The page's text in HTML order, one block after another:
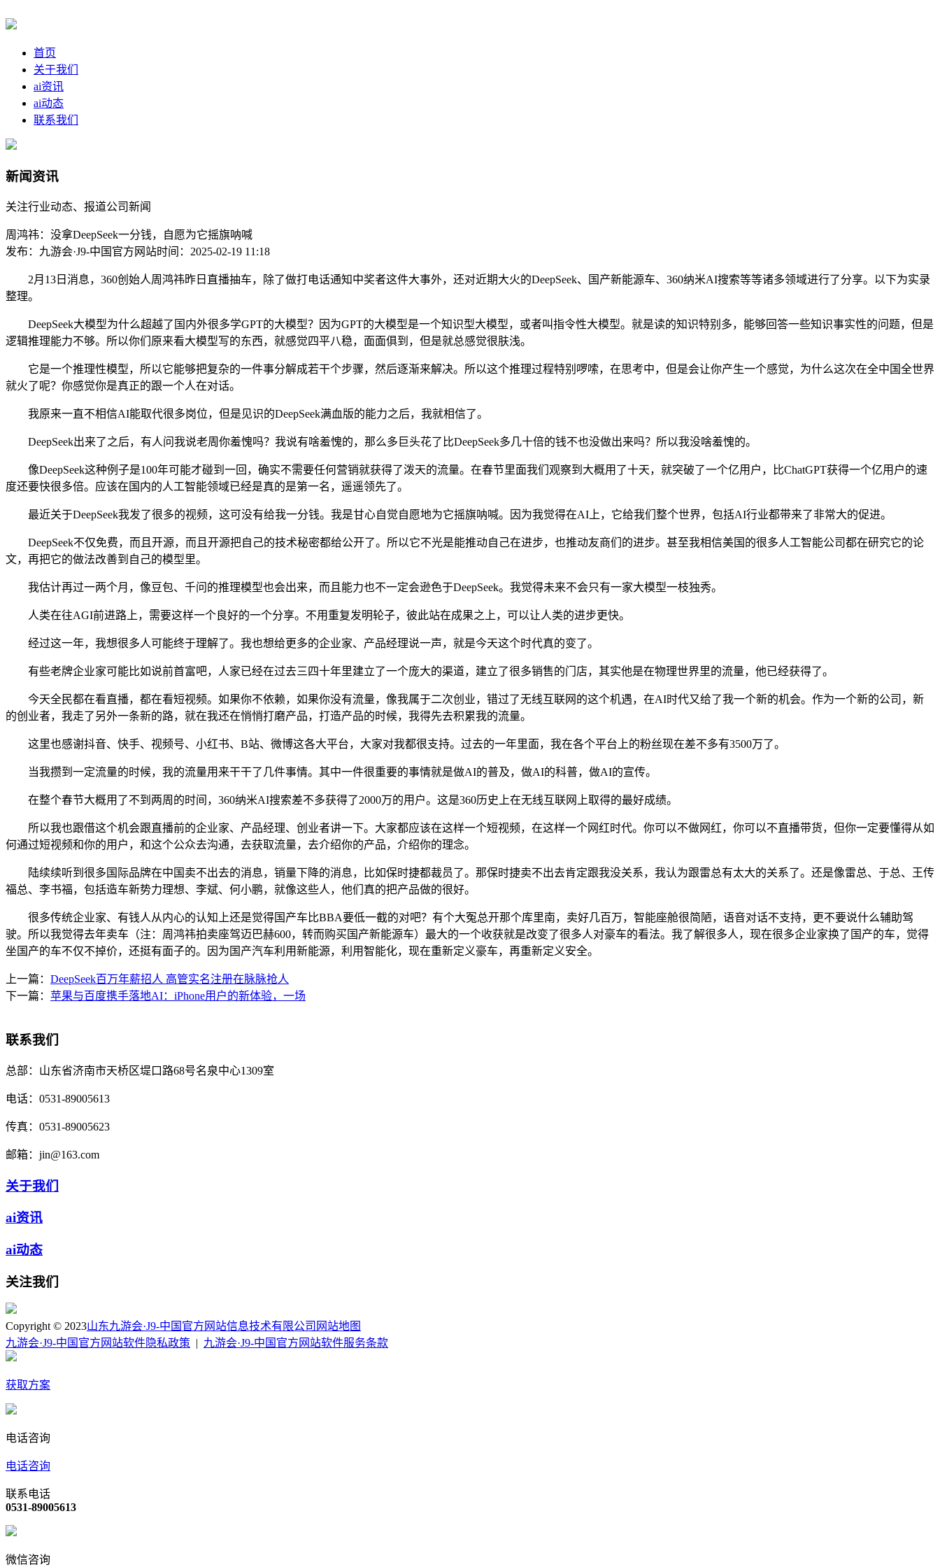
首页
关于我们
ai资讯
ai动态
联系我们
新闻资讯
关注行业动态、报道公司新闻
周鸿祎：没拿DeepSeek一分钱，自愿为它摇旗呐喊
发布：九游会·J9-中国官方网站时间：2025-02-19 11:18
2月13日消息，360创始人周鸿祎昨日直播抽车，除了做打电话通知中奖者这件大事外，还对近期大火的DeepSeek、国产新能源车、360纳米AI搜索等等诸多领域进行了分享。以下为实录
整理。
DeepSeek大模型为什么超越了国内外很多学GPT的大模型？因为GPT的大模型是一个知识型大模型，或者叫指令性大模型。就是读的知识特别多，能够回答一些知识事实性的问题，但是
逻辑推理能力不够。所以你们原来看大模型写的东西，就感觉四平八稳，面面俱到，但是就总感觉很肤浅。
它是一个推理性模型，所以它能够把复杂的一件事分解成若干个步骤，然后逐渐来解决。所以这个推理过程特别啰嗦，在思考中，但是会让你产生一个感觉，为什么这次在全中国全世界
就火了呢？你感觉你是真正的跟一个人在对话。
我原来一直不相信AI能取代很多岗位，但是见识的DeepSeek满血版的能力之后，我就相信了。
DeepSeek出来了之后，有人问我说老周你羞愧吗？我说有啥羞愧的，那么多巨头花了比DeepSeek多几十倍的钱不也没做出来吗？所以我没啥羞愧的。
像DeepSeek这种例子是100年可能才碰到一回，确实不需要任何营销就获得了泼天的流量。在春节里面我们观察到大概用了十天，就突破了一个亿用户，比ChatGPT获得一个亿用户的速
度还要快很多倍。应该在国内的人工智能领域已经是真的是第一名，遥遥领先了。
最近关于DeepSeek我发了很多的视频，这可没有给我一分钱。我是甘心自觉自愿地为它摇旗呐喊。因为我觉得在AI上，它给我们整个世界，包括AI行业都带来了非常大的促进。
DeepSeek不仅免费，而且开源，而且开源把自己的技术秘密都给公开了。所以它不光是能推动自己在进步，也推动友商们的进步。甚至我相信美国的很多人工智能公司都在研究它的论
文，再把它的做法改善到自己的模型里。
我估计再过一两个月，像豆包、千问的推理模型也会出来，而且能力也不一定会逊色于DeepSeek。我觉得未来不会只有一家大模型一枝独秀。
人类在往AGI前进路上，需要这样一个良好的一个分享。不用重复发明轮子，彼此站在成果之上，可以让人类的进步更快。
经过这一年，我想很多人可能终于理解了。我也想给更多的企业家、产品经理说一声，就是今天这个时代真的变了。
有些老牌企业家可能比如说前首富吧，人家已经在过去三四十年里建立了一个庞大的渠道，建立了很多销售的门店，其实他是在物理世界里的流量，他已经获得了。
今天全民都在看直播，都在看短视频。如果你不依赖，如果你没有流量，像我属于二次创业，错过了无线互联网的这个机遇，在AI时代又给了我一个新的机会。作为一个新的公司，新
的创业者，我走了另外一条新的路，就在我还在悄悄打磨产品，打造产品的时候，我得先去积累我的流量。
这里也感谢抖音、快手、视频号、小红书、B站、微博这各大平台，大家对我都很支持。过去的一年里面，我在各个平台上的粉丝现在差不多有3500万了。
当我攒到一定流量的时候，我的流量用来干干了几件事情。其中一件很重要的事情就是做AI的普及，做AI的科普，做AI的宣传。
在整个春节大概用了不到两周的时间，360纳米AI搜索差不多获得了2000万的用户。这是360历史上在无线互联网上取得的最好成绩。
所以我也跟借这个机会跟直播前的企业家、产品经理、创业者讲一下。大家都应该在这样一个短视频，在这样一个网红时代。你可以不做网红，你可以不直播带货，但你一定要懂得从如
何通过短视频和你的用户，和这个公众去沟通，去获取流量，去介绍你的产品，介绍你的理念。
陆续续听到很多国际品牌在中国卖不出去的消息，销量下降的消息，比如保时捷都裁员了。那保时捷卖不出去肯定跟我没关系，我认为跟雷总有太大的关系了。还是像雷总、于总、王传
福总、李书福，包括造车新势力理想、李斌、何小鹏，就像这些人，他们真的把产品做的很好。
很多传统企业家、有钱人从内心的认知上还是觉得国产车比BBA要低一截的对吧？有个大冤总开那个库里南，卖好几百万，智能座舱很简陋，语音对话不支持，更不要说什么辅助驾
驶。所以我觉得去年卖车（注：周鸿祎拍卖座驾迈巴赫600，转而购买国产新能源车）最大的一个收获就是改变了很多人对豪车的看法。我了解很多人，现在很多企业家换了国产的车，觉得
坐国产的车不仅不掉价，还挺有面子的。因为国产汽车利用新能源，利用智能化，现在重新定义豪车，再重新定义安全。
上一篇： DeepSeek百万年薪招人 高管实名注册在脉脉抢人
下一篇： 苹果与百度携手落地AI：iPhone用户的新体验，一场
联系我们
总部： 山东省济南市天桥区堤口路68号名泉中心1309室
电话： 0531-89005613
传真： 0531-89005623
邮箱： jin@163.com
关于我们
ai资讯
ai动态
关注我们
Copyright © 2023山东九游会·J9-中国官方网站信息技术有限公司 网站地图
九游会·J9-中国官方网站软件隐私政策
九游会·J9-中国官方网站软件服务条款
获取方案
电话咨询
电话咨询
联系电话
0531-89005613
微信咨询